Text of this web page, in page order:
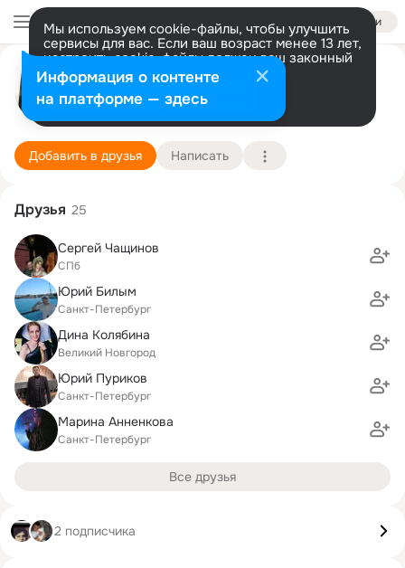
Войти
Мы используем cookie-файлы, чтобы улучшить
сервисы для вас. Если ваш возраст менее 13 лет,
настроить cookie-файлы должен ваш законный
представитель. Больше информации
Разрешить все Настроить
Дмитрий Смирнов
Санкт-Петербург
346 школа
Подробнее
Добавить в друзья Написать
Друзья 25
Сергей Чащинов
СПб
Юрий Билым
Санкт-Петербург
Дина Колябина
Великий Новгород
Юрий Пуриков
Санкт-Петербург
Марина Анненкова
Санкт-Петербург
Все друзья
2 подписчика
Информация о контенте
на платформе — здесь